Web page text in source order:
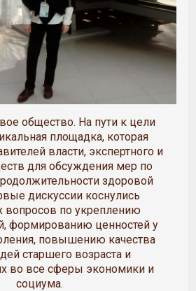
общество. На пути к цели
площадка, которая
власти, экспертного и
для обсуждения мер по
здоровой
дискуссии коснулись
вопросов по укреплению
формированию ценностей у
повышению качества
старшего возраста и
во все сферы экономики и
социума.